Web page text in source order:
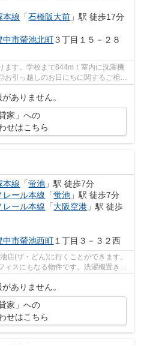
本線 「石橋阪大前 」駅 徒歩17分
中市螢池北町３丁目１５－２８
ます。学校まで844m！室内に洗濯機
引っ越しのお日にちに関するご相談
ありません。
家」への
せはこちら
本線 「蛍池 」駅 徒歩7分
レール本線 「蛍池 」駅 徒歩7分
レール本線 「大阪空港 」駅 徒歩
中市螢池西町 １丁目３－３２西
店(ザ・どん)に行くことができます。
スにもなる物件です。洗濯機置き場
な...
ありません。
家」への
せはこちら